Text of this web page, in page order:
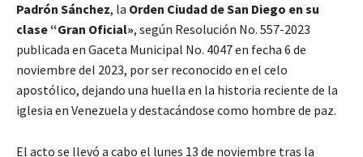
Padrón Sánchez, la Orden Ciudad de San Diego en su
clase “Gran Oficial», según Resolución No. 557-2023
publicada en Gaceta Municipal No. 4047 en fecha 6 de
noviembre del 2023, por ser reconocido en el celo
apostólico, dejando una huella en la historia reciente de la
iglesia en Venezuela y destacándose como hombre de paz.
El acto se llevó a cabo el lunes 13 de noviembre tras la